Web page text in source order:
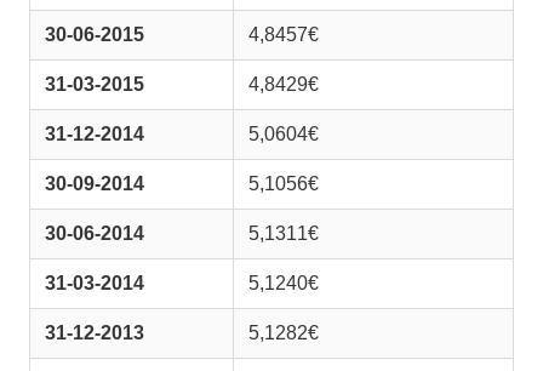
30-06-2015 4,8457€
31-03-2015 4,8429€
31-12-2014 5,0604€
30-09-2014 5,1056€
30-06-2014 5,1311€
31-03-2014 5,1240€
31-12-2013 5,1282€